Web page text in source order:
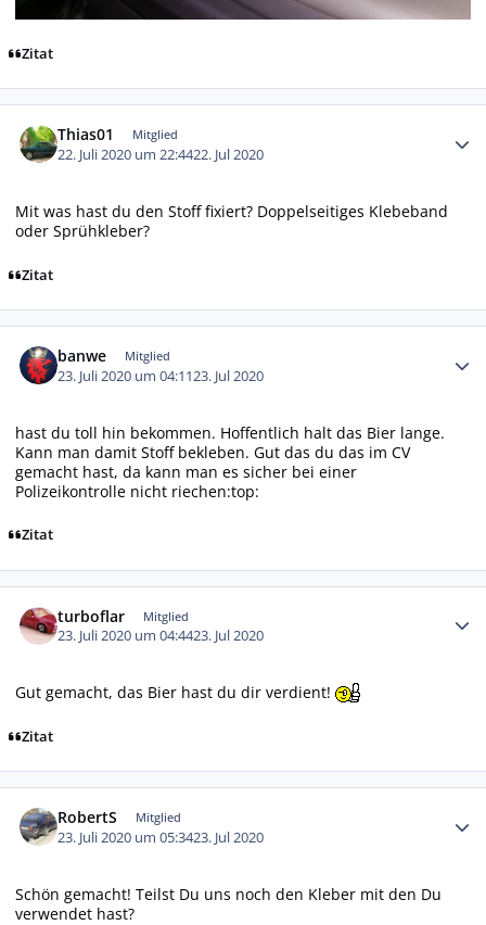
Zitat
Thias01 Mitglied
22. Juli 2020 um 22:4422. Jul 2020
Mit was hast du den Stoff fixiert? Doppelseitiges Klebeband
oder Sprühkleber?
Zitat
banwe Mitglied
23. Juli 2020 um 04:1123. Jul 2020
hast du toll hin bekommen. Hoffentlich halt das Bier lange.
Kann man damit Stoff bekleben. Gut das du das im CV
gemacht hast, da kann man es sicher bei einer
Polizeikontrolle nicht riechen:top:
Zitat
turboflar Mitglied
23. Juli 2020 um 04:4423. Jul 2020
Gut gemacht, das Bier hast du dir verdient!
Zitat
RobertS Mitglied
23. Juli 2020 um 05:3423. Jul 2020
Schön gemacht! Teilst Du uns noch den Kleber mit den Du
verwendet hast?